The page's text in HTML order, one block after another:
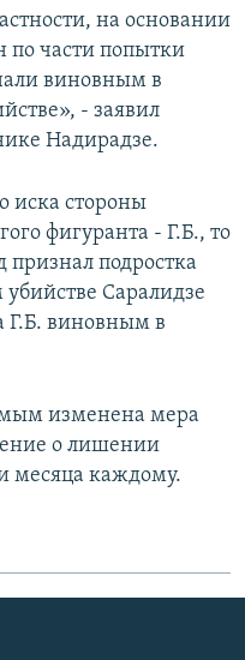
на основании
части попытки
виновным в
- заявил
Надирадзе.
иска стороны
фигуранта - Г.Б., то
признал подростка
Саралидзе
Г.Б. виновным в
изменена мера
о лишении
месяца каждому.